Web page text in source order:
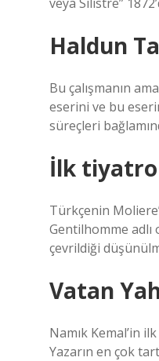
Haldun
Bu çalışmanın
eserini ve bu
süreçleri
İlk tiyatro
Türkçenin
Gentilhomme adlı
çevrildiği
Vatan
Namık Kemal’in
Yazarın en çok